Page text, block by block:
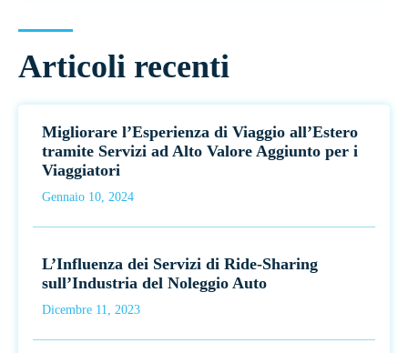
Articoli recenti
Migliorare l’Esperienza di Viaggio all’Estero
tramite Servizi ad Alto Valore Aggiunto per i
Viaggiatori
Gennaio 10, 2024
L’Influenza dei Servizi di Ride-Sharing
sull’Industria del Noleggio Auto
Dicembre 11, 2023